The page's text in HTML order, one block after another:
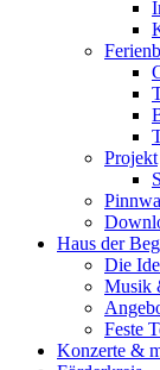
Projekt
Haus der
Die
Musik
Feste
Konzerte &